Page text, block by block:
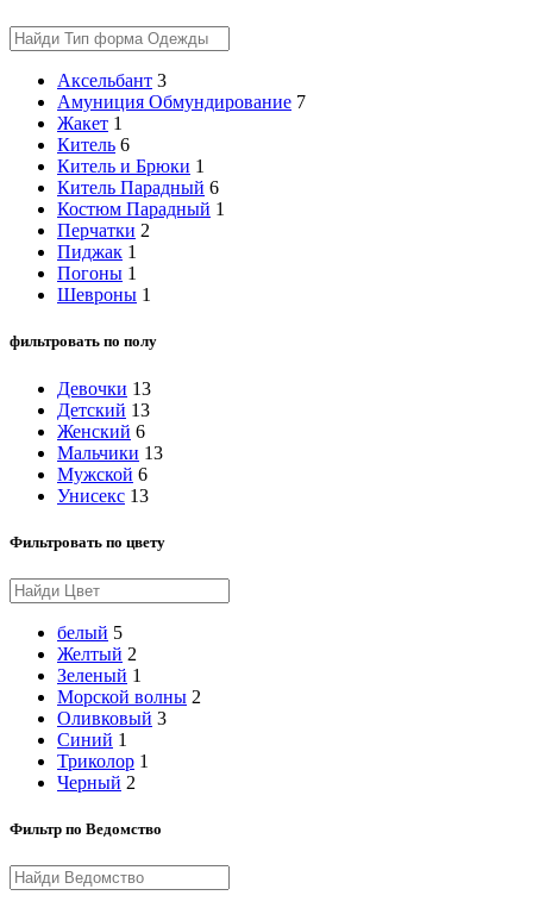
Аксельбант 3
Амуниция Обмундирование 7
Жакет 1
Китель 6
Китель и Брюки 1
Китель Парадный 6
Костюм Парадный 1
Перчатки 2
Пиджак 1
Погоны 1
Шевроны 1
фильтровать по полу
Девочки 13
Детский 13
Женский 6
Мальчики 13
Мужской 6
Унисекс 13
Фильтровать по цвету
белый 5
Желтый 2
Зеленый 1
Морской волны 2
Оливковый 3
Синий 1
Триколор 1
Черный 2
Фильтр по Ведомство